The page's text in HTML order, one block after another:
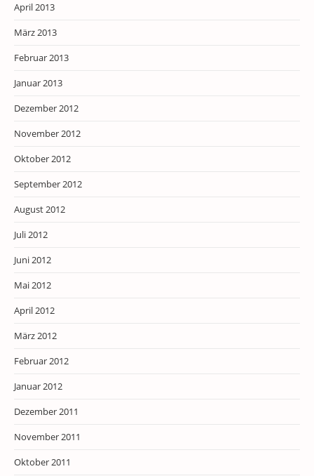
April 2013
März 2013
Februar 2013
Januar 2013
Dezember 2012
November 2012
Oktober 2012
September 2012
August 2012
Juli 2012
Juni 2012
Mai 2012
April 2012
März 2012
Februar 2012
Januar 2012
Dezember 2011
November 2011
Oktober 2011